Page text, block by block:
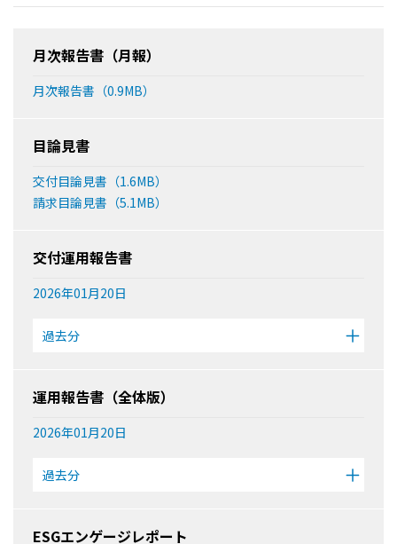
月次報告書（月報）
月次報告書（0.9MB）
目論見書
交付目論見書（1.6MB）
請求目論見書（5.1MB）
交付運用報告書
2026年01月20日
過去分
運用報告書（全体版）
2026年01月20日
過去分
ESGエンゲージレポート